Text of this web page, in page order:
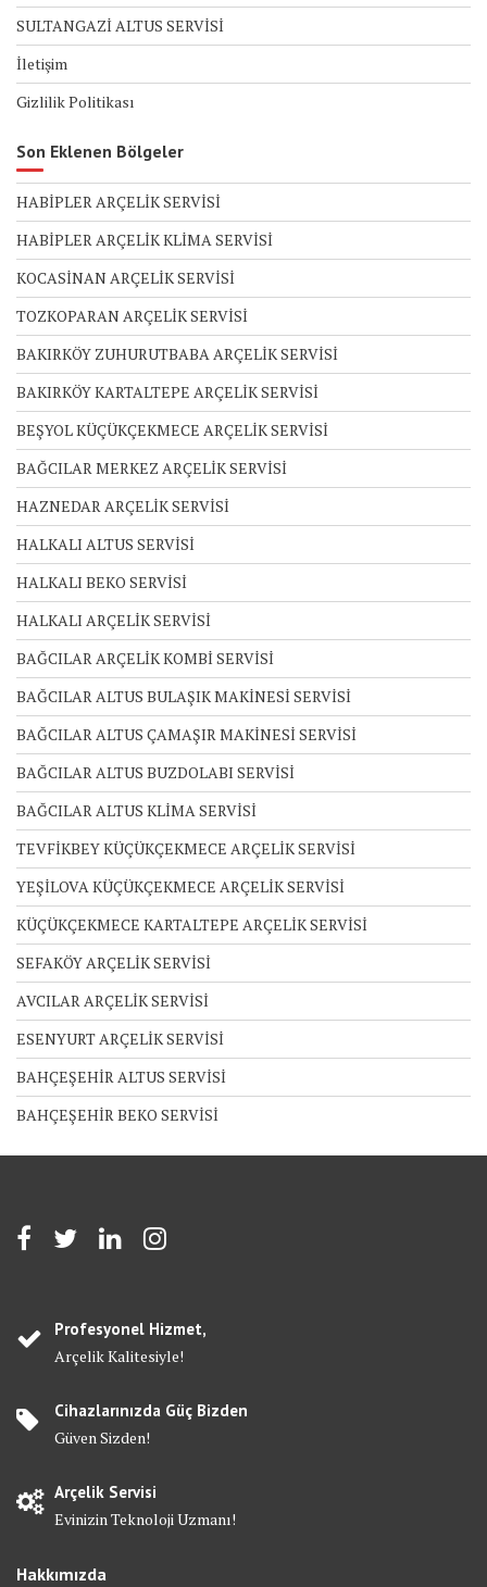
SULTANGAZİ ALTUS SERVİSİ
İletişim
Gizlilik Politikası
Son Eklenen Bölgeler
HABİPLER ARÇELİK SERVİSİ
HABİPLER ARÇELİK KLİMA SERVİSİ
KOCASİNAN ARÇELİK SERVİSİ
TOZKOPARAN ARÇELİK SERVİSİ
BAKIRKÖY ZUHURUTBABA ARÇELİK SERVİSİ
BAKIRKÖY KARTALTEPE ARÇELİK SERVİSİ
BEŞYOL KÜÇÜKÇEKMECE ARÇELİK SERVİSİ
BAĞCILAR MERKEZ ARÇELİK SERVİSİ
HAZNEDAR ARÇELİK SERVİSİ
HALKALI ALTUS SERVİSİ
HALKALI BEKO SERVİSİ
HALKALI ARÇELİK SERVİSİ
BAĞCILAR ARÇELİK KOMBİ SERVİSİ
BAĞCILAR ALTUS BULAŞIK MAKİNESİ SERVİSİ
BAĞCILAR ALTUS ÇAMAŞIR MAKİNESİ SERVİSİ
BAĞCILAR ALTUS BUZDOLABI SERVİSİ
BAĞCILAR ALTUS KLİMA SERVİSİ
TEVFİKBEY KÜÇÜKÇEKMECE ARÇELİK SERVİSİ
YEŞİLOVA KÜÇÜKÇEKMECE ARÇELİK SERVİSİ
KÜÇÜKÇEKMECE KARTALTEPE ARÇELİK SERVİSİ
SEFAKÖY ARÇELİK SERVİSİ
AVCILAR ARÇELİK SERVİSİ
ESENYURT ARÇELİK SERVİSİ
BAHÇEŞEHİR ALTUS SERVİSİ
BAHÇEŞEHİR BEKO SERVİSİ
Profesyonel Hizmet,
Arçelik Kalitesiyle!
Cihazlarınızda Güç Bizden
Güven Sizden!
Arçelik Servisi
Evinizin Teknoloji Uzmanı!
Hakkımızda